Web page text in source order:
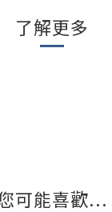
了解更多
可能喜歡...